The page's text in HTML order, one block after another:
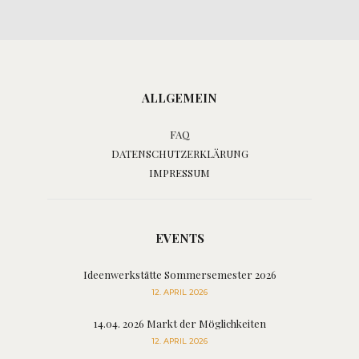
ALLGEMEIN
FAQ
DATENSCHUTZERKLÄRUNG
IMPRESSUM
EVENTS
Ideenwerkstätte Sommersemester 2026
12. APRIL 2026
14.04. 2026 Markt der Möglichkeiten
12. APRIL 2026